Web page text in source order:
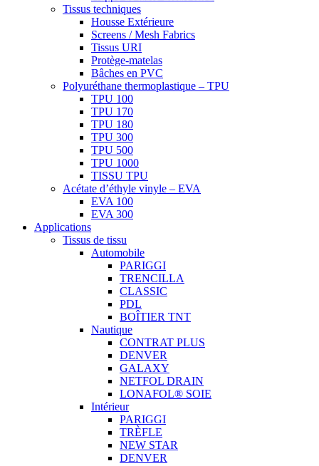
Tissus techniques
Housse Extérieure
Screens / Mesh Fabrics
Tissus URI
Protège-matelas
Bâches en PVC
Polyuréthane thermoplastique – TPU
TPU 100
TPU 170
TPU 180
TPU 300
TPU 500
TPU 1000
TISSU TPU
Acétate d’éthyle vinyle – EVA
EVA 100
EVA 300
Applications
Tissus de tissu
Automobile
PARIGGI
TRENCILLA
CLASSIC
PDL
BOÎTIER TNT
Nautique
CONTRAT PLUS
DENVER
GALAXY
NETFOL DRAIN
LONAFOL® SOIE
Intérieur
PARIGGI
TRÈFLE
NEW STAR
DENVER